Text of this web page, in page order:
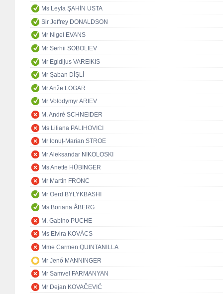
Ms Leyla ŞAHİN USTA
Sir Jeffrey DONALDSON
Mr Nigel EVANS
Mr Serhii SOBOLIEV
Mr Egidijus VAREIKIS
Mr Şaban DİŞLİ
Mr Anže LOGAR
Mr Volodymyr ARIEV
M. André SCHNEIDER
Ms Liliana PALIHOVICI
Mr Ionuț-Marian STROE
Mr Aleksandar NIKOLOSKI
Ms Anette HÜBINGER
Mr Martin FRONC
Mr Oerd BYLYKBASHI
Ms Boriana ÅBERG
M. Gabino PUCHE
Ms Elvira KOVÁCS
Mme Carmen QUINTANILLA
Mr Jenő MANNINGER
Mr Samvel FARMANYAN
Mr Dejan KOVAČEVIĆ